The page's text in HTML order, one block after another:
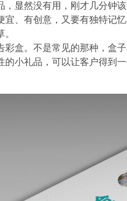
显然没有用，刚才几分钟该
宜、有创意，又要有独特记
彩盒。不是常见的那种，盒
的小礼品，可以让客户得到